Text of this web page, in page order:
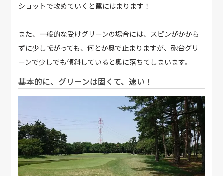
ショットで攻めていくと罠にはまります！
また、一般的な受けグリーンの場合には、スピンがかから
ずに少し転がっても、何とか奥で止まりますが、砲台グリ
ーンで少しでも傾斜していると奥に落ちてしまいます。
基本的に、グリーンは固くて、速い！